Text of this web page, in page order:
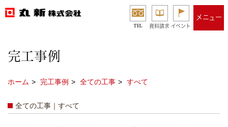
TEL 資料請求 イベント
メニュー
完工事例
ホーム 完工事例 全ての工事 すべて
全ての工事｜すべて